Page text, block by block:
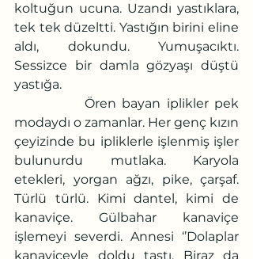
koltuğun ucuna. Uzandı yastıklara,
tek tek düzeltti. Yastığın birini eline
aldı, dokundu. Yumuşacıktı.
Sessizce bir damla gözyaşı düştü
yastığa.
modaydı o zamanlar. Her genç kızın
çeyizinde bu ipliklerle işlenmiş işler
bulunurdu mutlaka. Karyola
etekleri, yorgan ağzı, pike, çarşaf.
Türlü türlü. Kimi dantel, kimi de
kanaviçe. Gülbahar kanaviçe
işlemeyi severdi. Annesi ‘’Dolaplar
kanaviçeyle doldu taştı. Biraz da